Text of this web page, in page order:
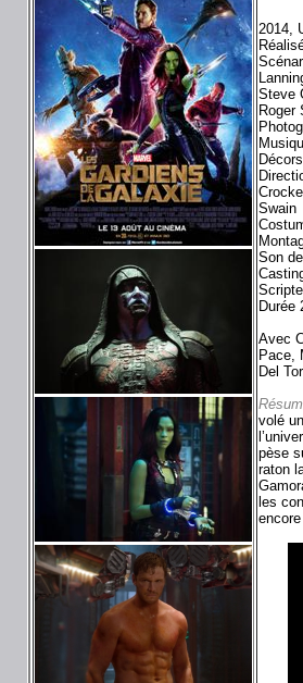
2014,
Steve
Roger
Swain
Son
Durée
Avec
Pace,
Del
volé
pèse
raton
les
encore